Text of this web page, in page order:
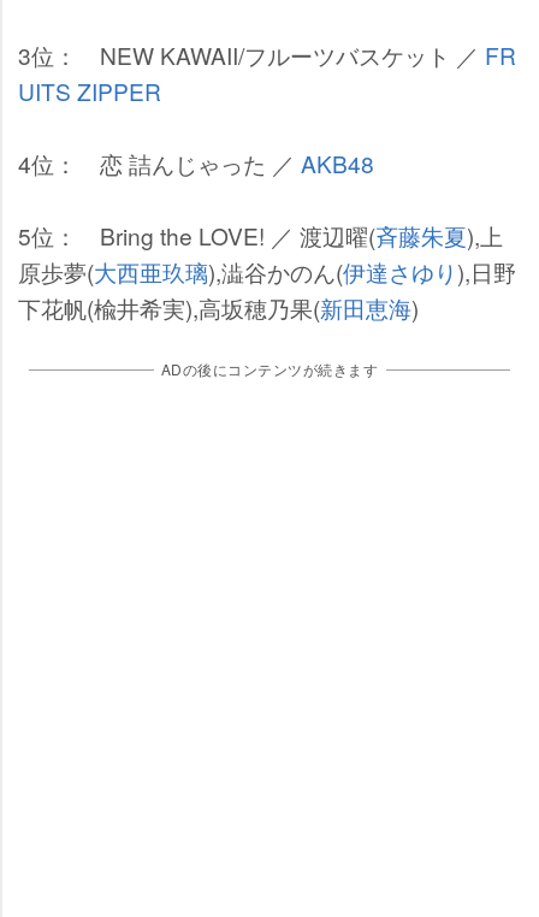
3位： NEW KAWAII/フルーツバスケット ／ FR
UITS ZIPPER
4位： 恋 詰んじゃった ／ AKB48
5位： Bring the LOVE! ／ 渡辺曜(斉藤朱夏),上
原歩夢(大西亜玖璃),澁谷かのん(伊達さゆり),日野
下花帆(楡井希実),高坂穂乃果(新田恵海)
ADの後にコンテンツが続きます